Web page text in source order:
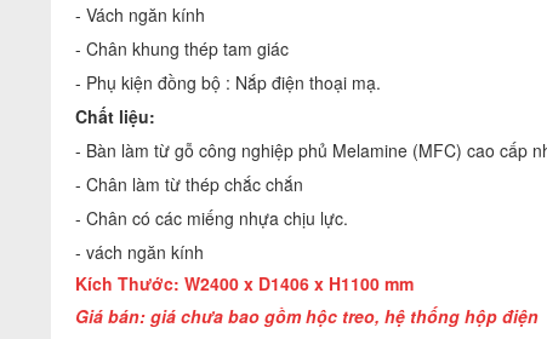
- Vách ngăn kính
- Chân khung thép tam giác
- Phụ kiện đồng bộ : Nắp điện thoại mạ.
Chất liệu:
- Bàn làm từ gỗ công nghiệp phủ Melamine (MFC) cao cấp
- Chân làm từ thép chắc chắn
- Chân có các miếng nhựa chịu lực.
- vách ngăn kính
Kích Thước: W2400 x D1406 x H1100 mm
Giá bán: giá chưa bao gồm hộc treo, hệ thống hộp điện